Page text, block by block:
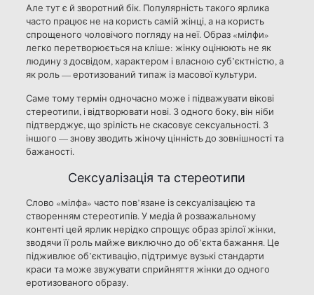
Але тут є й зворотний бік. Популярність такого ярлика
часто працює не на користь самій жінці, а на користь
спрощеного чоловічого погляду на неї. Образ «мілфи»
легко перетворюється на кліше: жінку оцінюють не як
людину з досвідом, характером і власною суб’єктністю, а
як роль — еротизований типаж із масової культури.
Саме тому термін одночасно може і підважувати вікові
стереотипи, і відтворювати нові. З одного боку, він ніби
підтверджує, що зрілість не скасовує сексуальності. З
іншого — знову зводить жіночу цінність до зовнішності та
бажаності.
Сексуалізація та стереотипи
Слово «мілфа» часто пов’язане із сексуалізацією та
створенням стереотипів. У медіа й розважальному
контенті цей ярлик нерідко спрощує образ зрілої жінки,
зводячи її роль майже виключно до об’єкта бажання. Це
підживлює об’єктивацію, підтримує вузькі стандарти
краси та може звужувати сприйняття жінки до одного
еротизованого образу.